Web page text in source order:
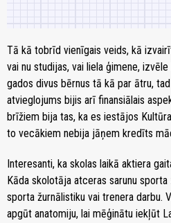
Tā kā tobrīd vienīgais veids, kā
vai nu studijas, vai liela ģimene,
gados divus bērnus tā kā par ātru,
atvieglojums bijis arī finansiālais
brīžiem bija tas, ka es iestājos
to vecākiem nebija jāņem kredīts
Interesanti, ka skolas laikā aktiera
Kāda skolotāja atceras sarunu
sporta žurnālistiku vai trenera darbu.
apgūt anatomiju, lai mēģinātu iekļūt